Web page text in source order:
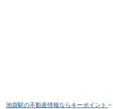
池袋駅の不動産情報ならキーポイント >